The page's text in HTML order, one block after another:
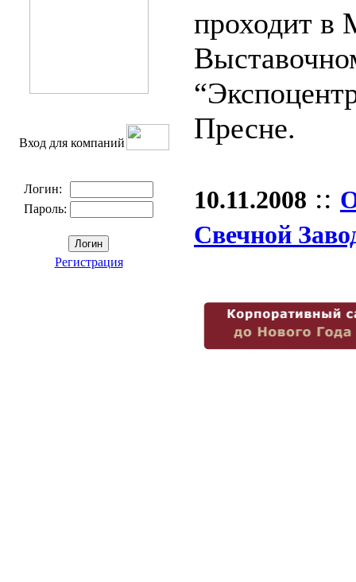
Вход для компаний
Логин:
Пароль:
Регистрация
проходит в
Пресне.
10.11.2008 ::
Свечной